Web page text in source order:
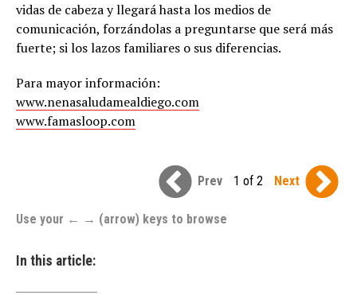
vidas de cabeza y llegará hasta los medios de
comunicación, forzándolas a preguntarse que será más
fuerte; si los lazos familiares o sus diferencias.
Para mayor información:
www.nenasaludamealdiego.com
www.famasloop.com
Prev 1 of 2 Next
Use your ← → (arrow) keys to browse
In this article: